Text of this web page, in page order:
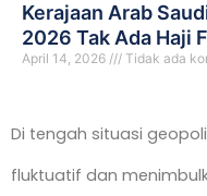
Kerajaan Arab
2026 Tak Ada Haji
April 14, 2026 Tidak ada
Di tengah situasi
fluktuatif dan